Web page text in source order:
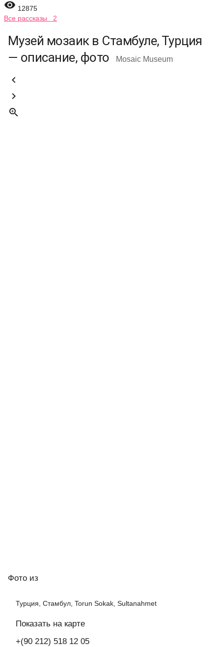
 12875
Все рассказы 2
Музей мозаик в Стамбуле, Турция
— описание, фото
Mosaic Museum



Фото из
Турция, Стамбул, Torun Sokak, Sultanahmet
Показать на карте
+(90 212) 518 12 05